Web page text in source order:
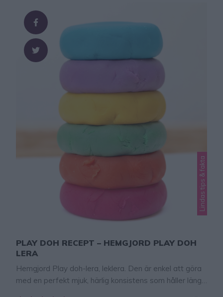
mörknar) ev. 2 krm natriumbensoat
(konserveringsmedel) GÖR SÅ HÄR Fyll …
Lindas tips & fakta
PLAY DOH RECEPT – HEMGJORD PLAY DOH
LERA
Hemgjord Play doh-lera, leklera. Den är enkel att göra
med en perfekt mjuk, härlig konsistens som håller länge